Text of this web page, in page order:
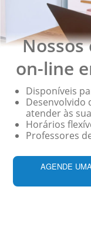
Nossos
on-line
Disponíveis
Desenvolvido
atender às
Horários
Professores
AGENDE